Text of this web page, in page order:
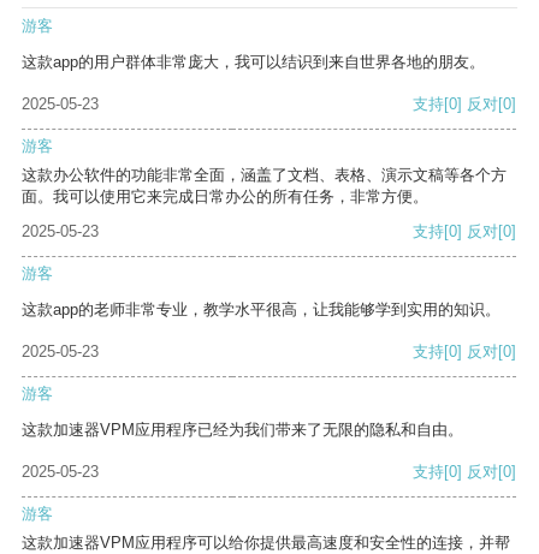
游客
这款app的用户群体非常庞大，我可以结识到来自世界各地的朋友。
2025-05-23 支持[0] 反对[0]
游客
这款办公软件的功能非常全面，涵盖了文档、表格、演示文稿等各个方
面。我可以使用它来完成日常办公的所有任务，非常方便。
2025-05-23
支持[0] 反对[0]
游客
这款app的老师非常专业，教学水平很高，让我能够学到实用的知识。
2025-05-23 支持[0] 反对[0]
游客
这款加速器VPM应用程序已经为我们带来了无限的隐私和自由。
2025-05-23 支持[0] 反对[0]
游客
这款加速器VPM应用程序可以给你提供最高速度和安全性的连接，并帮